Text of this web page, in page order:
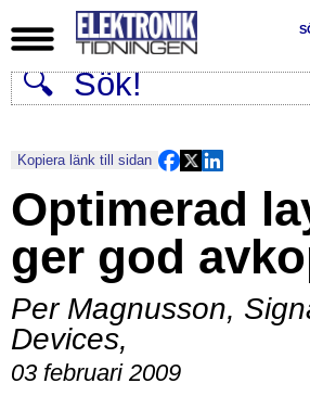
Kopiera länk till sidan
Optimerad
ger god
Per Magnusson,
Devices,
03 februari 2009